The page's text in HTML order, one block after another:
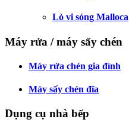
Lò vi sóng Malloca
Máy rửa / máy sấy chén
Máy rửa chén gia đình
Máy sấy chén đĩa
Dụng cụ nhà bếp